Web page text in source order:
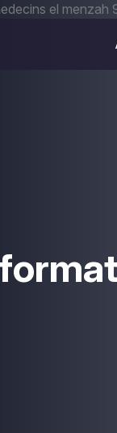
el menzah